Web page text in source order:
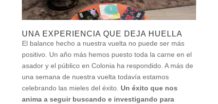
UNA EXPERIENCIA QUE DEJA HUELLA
El balance hecho a nuestra vuelta no puede ser más
positivo. Un año más hemos puesto toda la carne en el
asador y el público en Colonia ha respondido. A más de
una semana de nuestra vuelta todavía estamos
celebrando las mieles del éxito. Un éxito que nos
anima a seguir buscando e investigando para